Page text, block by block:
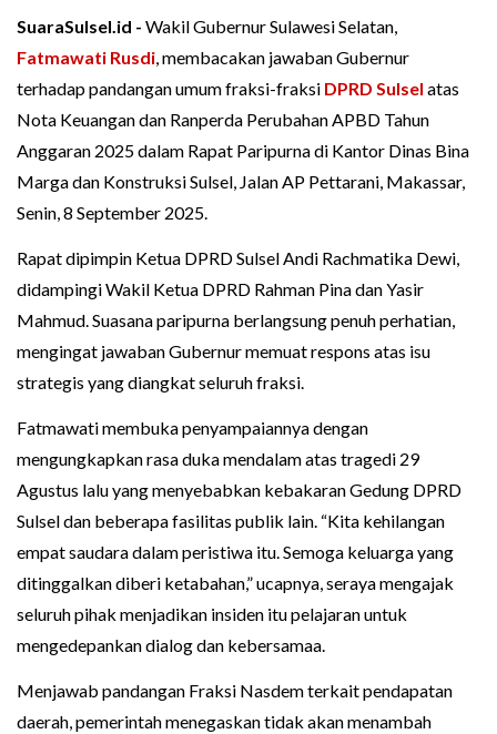
SuaraSulsel.id - Wakil Gubernur Sulawesi Selatan,
Fatmawati Rusdi, membacakan jawaban Gubernur
terhadap pandangan umum fraksi-fraksi DPRD Sulsel atas
Nota Keuangan dan Ranperda Perubahan APBD Tahun
Anggaran 2025 dalam Rapat Paripurna di Kantor Dinas Bina
Marga dan Konstruksi Sulsel, Jalan AP Pettarani, Makassar,
Senin, 8 September 2025.
Rapat dipimpin Ketua DPRD Sulsel Andi Rachmatika Dewi,
didampingi Wakil Ketua DPRD Rahman Pina dan Yasir
Mahmud. Suasana paripurna berlangsung penuh perhatian,
mengingat jawaban Gubernur memuat respons atas isu
strategis yang diangkat seluruh fraksi.
Fatmawati membuka penyampaiannya dengan
mengungkapkan rasa duka mendalam atas tragedi 29
Agustus lalu yang menyebabkan kebakaran Gedung DPRD
Sulsel dan beberapa fasilitas publik lain. “Kita kehilangan
empat saudara dalam peristiwa itu. Semoga keluarga yang
ditinggalkan diberi ketabahan,” ucapnya, seraya mengajak
seluruh pihak menjadikan insiden itu pelajaran untuk
mengedepankan dialog dan kebersamaa.
Menjawab pandangan Fraksi Nasdem terkait pendapatan
daerah, pemerintah menegaskan tidak akan menambah